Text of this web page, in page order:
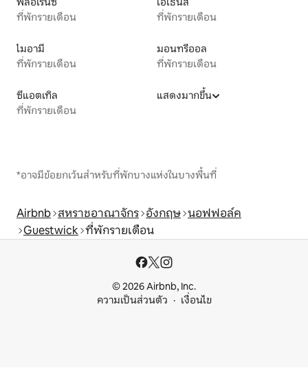
ที่พักรายเดือน
ที่พักรายเดือน
ไมอามี
ที่พักรายเดือน
มอนทรีออล
ที่พักรายเดือน
ซีแอตเทิล
ที่พักรายเดือน
แสดงมากขึ้น
*อาจมีข้อยกเว้นสำหรับที่พักบางแห่งในบางพื้นที่
Airbnb สหราชอาณาจักร อังกฤษ นอฟฟอล์ค
Guestwick ที่พักรายเดือน
© 2026 Airbnb, Inc.
ความเป็นส่วนตัว
เงื่อนไข